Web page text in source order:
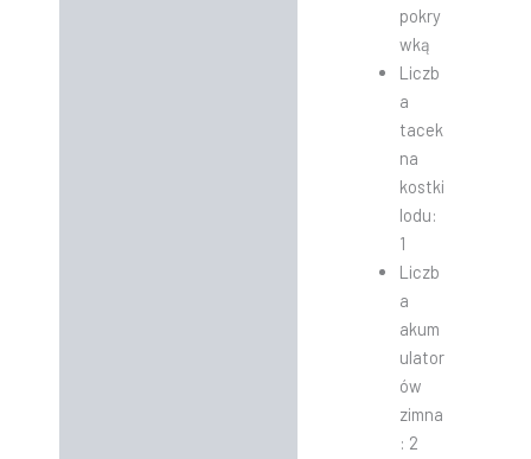
pokry
wką
Liczb
a
tacek
na
kostki
lodu:
1
Liczb
a
akum
ulator
ów
zimna
: 2